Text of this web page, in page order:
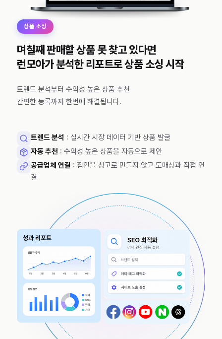
상품 소싱
며칠째 판매할 상품 못 찾고 있다면
런모아가 분석한 리포트로 상품 소싱 시작
트렌드 분석부터 수익성 높은 상품 추천
간편한 등록까지 한번에 해결됩니다.
트렌드 분석 : 실시간 시장 데이터 기반 상품 발굴
자동 추천 : 수익성 높은 상품을 자동으로 제안
공급업체 연결 : 집안을 창고로 만들지 않고 도매상과 직접 연
결